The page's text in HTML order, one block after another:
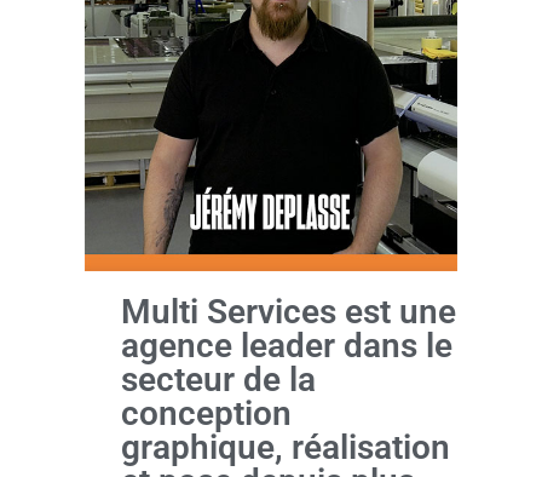
Multi Services est une
agence leader dans le
secteur de la
conception
graphique, réalisation